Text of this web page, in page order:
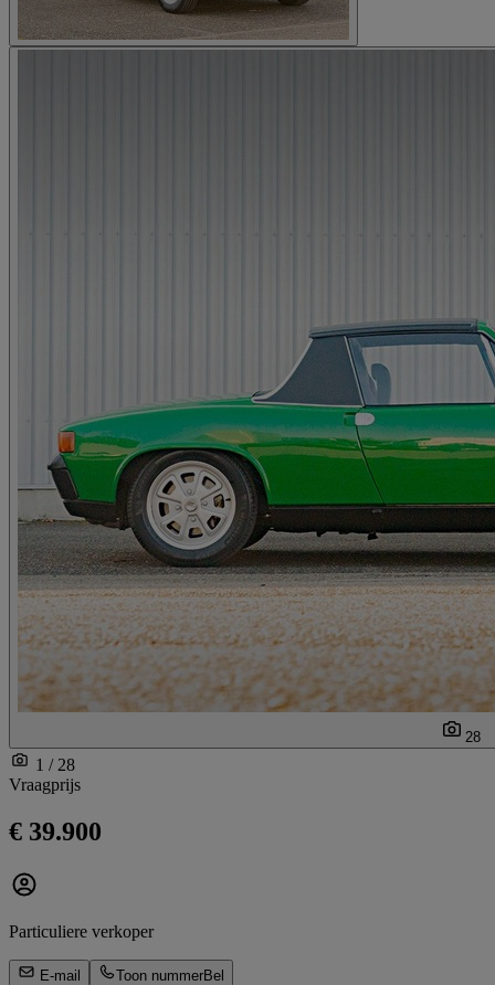
28
1 / 28
Vraagprijs
€ 39.900
Particuliere verkoper
E-mail Toon nummerBel